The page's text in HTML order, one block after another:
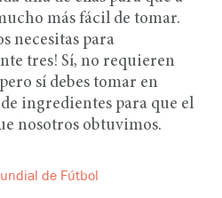
más fácil de tomar.
necesitas para
tres! Sí, no requieren
sí debes tomar en
ingredientes para que el
nosotros obtuvimos.